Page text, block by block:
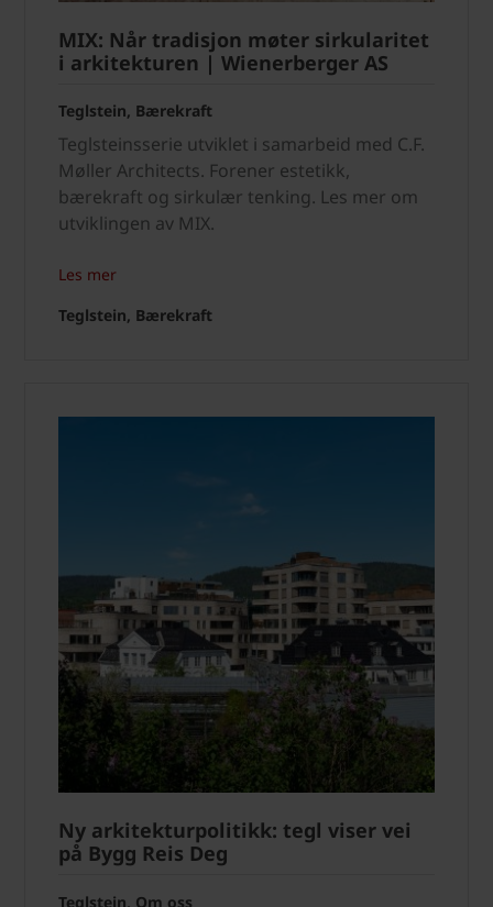
MIX: Når tradisjon møter sirkularitet
i arkitekturen | Wienerberger AS
Teglstein, Bærekraft
Teglsteinsserie utviklet i samarbeid med C.F.
Møller Architects. Forener estetikk,
bærekraft og sirkulær tenking. Les mer om
utviklingen av MIX.
Les mer
Teglstein, Bærekraft
Ny arkitekturpolitikk: tegl viser vei
på Bygg Reis Deg
Teglstein, Om oss